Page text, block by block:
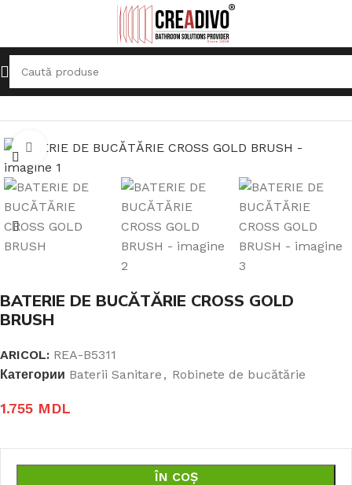
Prima pagină Baterii Sanitare Robinete de bucătărie
Click pentru a mari
BATERIE DE BUCĂTĂRIE CROSS GOLD
BRUSH
ARICOL: REA-B5311
Категории Baterii Sanitare , Robinete de bucătărie
1.755 MDL
ÎN COȘ